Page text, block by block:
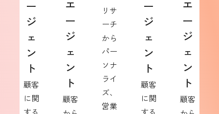
ー
ジ
ェ
ン
ト
顧客
に関
エ
ー
ジ
ェ
ン
ト
顧客
リサ
ーチ
から
パー
ソナ
ライ
ズ、
営業
ー
ジ
ェ
ン
ト
顧客
に関
エ
ー
ジ
ェ
ン
ト
顧客